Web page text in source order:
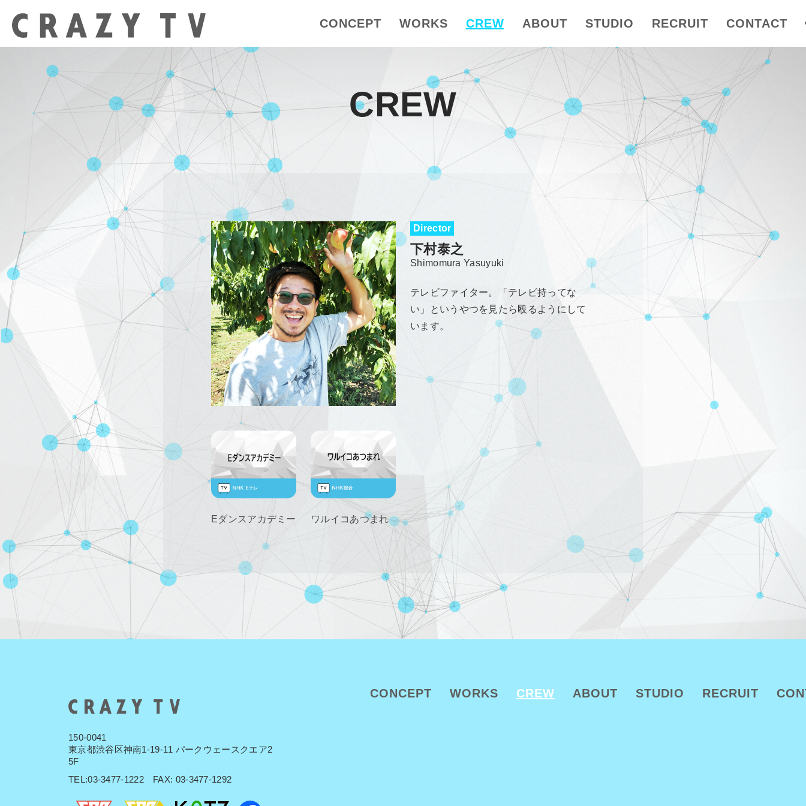
CONCEPT WORKS CREW ABOUT STUDIO RECRUIT CONTACT
CREW
Director
下村泰之
Shimomura Yasuyuki
テレビファイター。「テレビ持ってな
い」というやつを見たら殴るようにして
います。
Eダンスアカデミー ワルイコあつまれ
150-0041
東京都渋谷区神南1-19-11 パークウェースクエア2
5F
TEL:03-3477-1222 FAX: 03-3477-1292
CONCEPT WORKS CREW ABOUT STUDIO RECRUIT